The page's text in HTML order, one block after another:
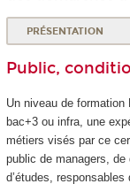
PRÉSENTATION
Public,
Un niveau de
bac+3 ou infra, une
métiers visés par ce
public de managers,
d’études,